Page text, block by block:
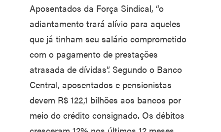
Aposentados da Força Sindical, “o
adiantamento trará alívio para aqueles
que já tinham seu salário comprometido
com o pagamento de prestações
atrasada de dívidas”. Segundo o Banco
Central, aposentados e pensionistas
devem R$ 122,1 bilhões aos bancos por
meio do crédito consignado. Os débitos